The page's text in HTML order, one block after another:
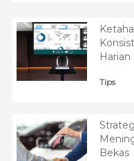
Tips
Bekas